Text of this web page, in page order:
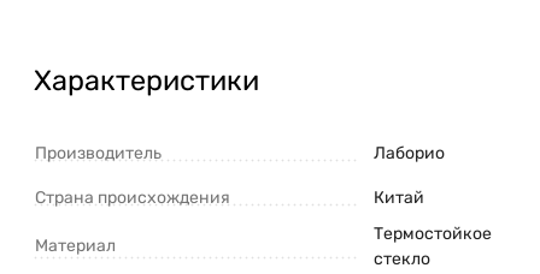
Характеристики
Производитель Лаборио
Страна происхождения Китай
Материал
Термостойкое
стекло